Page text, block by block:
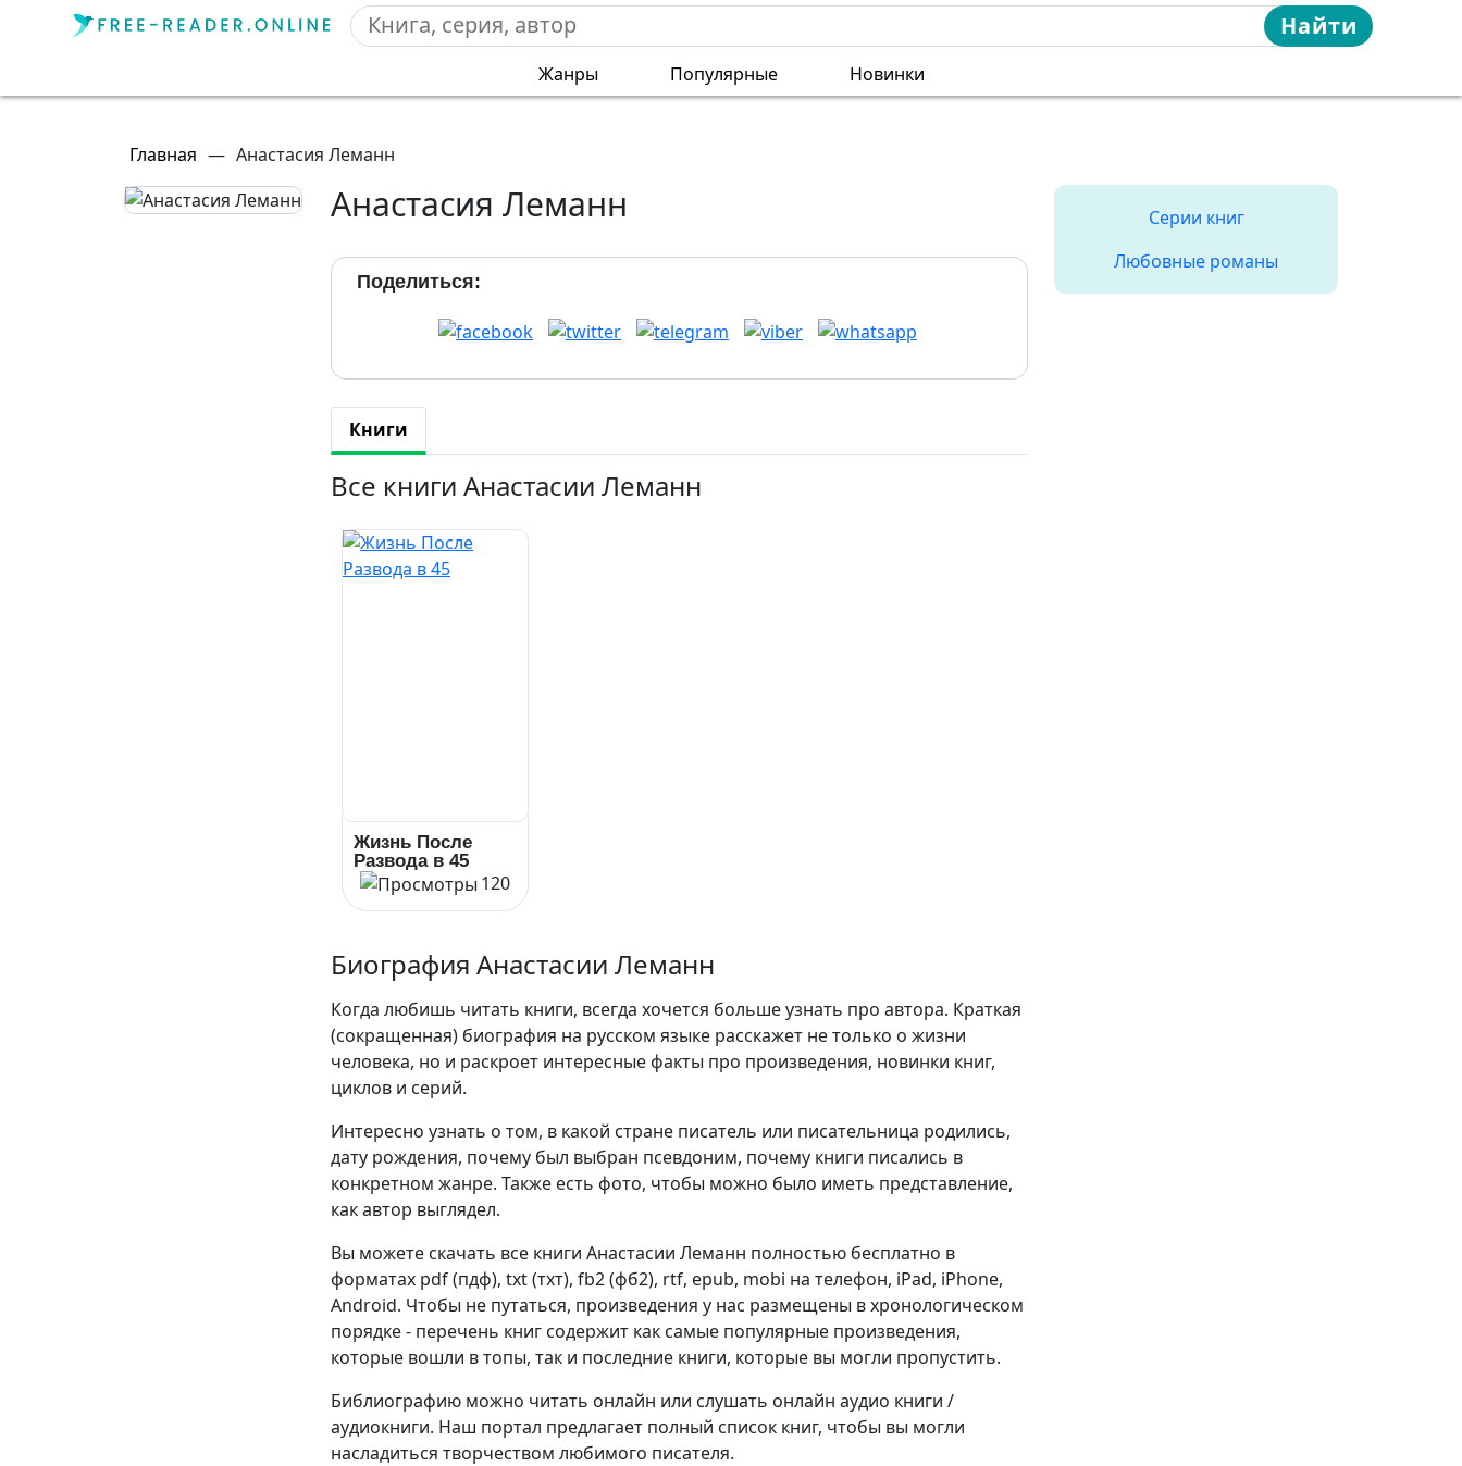
Найти
Жанры Популярные Новинки
Главная — Анастасия Леманн
Анастасия Леманн
Поделиться:
Книги
Все книги Анастасии Леманн
Жизнь После
Развода в 45
120
Биография Анастасии Леманн
Когда любишь читать книги, всегда хочется больше узнать про автора. Краткая
(сокращенная) биография на русском языке расскажет не только о жизни
человека, но и раскроет интересные факты про произведения, новинки книг,
циклов и серий.
Интересно узнать о том, в какой стране писатель или писательница родились,
дату рождения, почему был выбран псевдоним, почему книги писались в
конкретном жанре. Также есть фото, чтобы можно было иметь представление,
как автор выглядел.
Вы можете скачать все книги Анастасии Леманн полностью бесплатно в
форматах pdf (пдф), txt (тхт), fb2 (фб2), rtf, epub, mobi на телефон, iPad, iPhone,
Android. Чтобы не путаться, произведения у нас размещены в хронологическом
порядке - перечень книг содержит как самые популярные произведения,
которые вошли в топы, так и последние книги, которые вы могли пропустить.
Библиографию можно читать онлайн или слушать онлайн аудио книги /
аудиокниги. Наш портал предлагает полный список книг, чтобы вы могли
насладиться творчеством любимого писателя.
Серии книг
Любовные романы